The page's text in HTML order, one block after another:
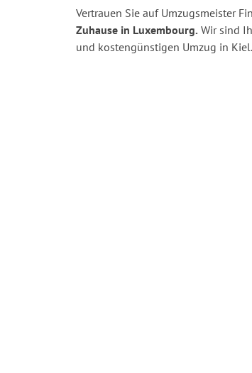
Vertrauen Sie auf Umzugsmeister
Zuhause in Luxembourg. Wir sind
und kostengünstigen Umzug in Kiel.